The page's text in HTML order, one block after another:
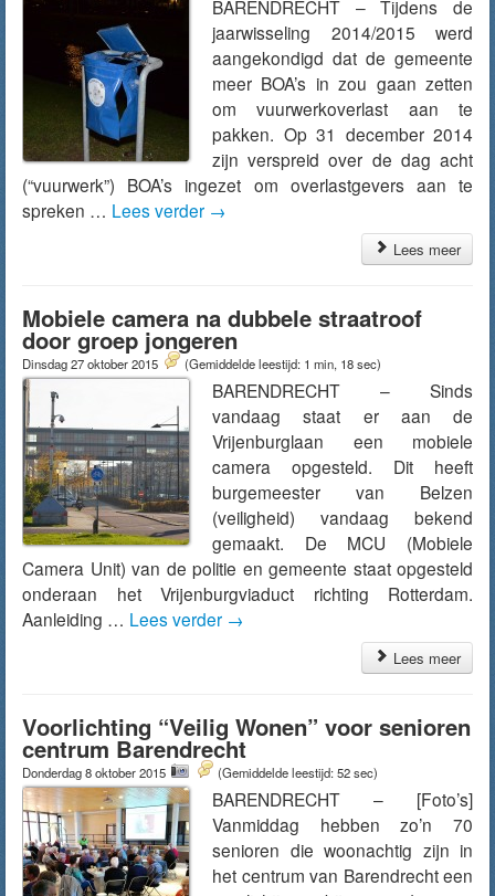
BARENDRECHT – Tijdens de
jaarwisseling 2014/2015 werd
aangekondigd dat de gemeente
meer BOA’s in zou gaan zetten
om vuurwerkoverlast aan te
pakken. Op 31 december 2014
zijn verspreid over de dag acht
(“vuurwerk”) BOA’s ingezet om overlastgevers aan te
spreken … Lees verder →
Lees meer
Mobiele camera na dubbele straatroof
door groep jongeren
Dinsdag 27 oktober 2015 (Gemiddelde leestijd: 1 min, 18 sec)
BARENDRECHT – Sinds
vandaag staat er aan de
Vrijenburglaan een mobiele
camera opgesteld. Dit heeft
burgemeester van Belzen
(veiligheid) vandaag bekend
gemaakt. De MCU (Mobiele
Camera Unit) van de politie en gemeente staat opgesteld
onderaan het Vrijenburgviaduct richting Rotterdam.
Aanleiding … Lees verder →
Lees meer
Voorlichting “Veilig Wonen” voor senioren
centrum Barendrecht
Donderdag 8 oktober 2015 (Gemiddelde leestijd: 52 sec)
BARENDRECHT – [Foto’s]
Vanmiddag hebben zo’n 70
senioren die woonachtig zijn in
het centrum van Barendrecht een